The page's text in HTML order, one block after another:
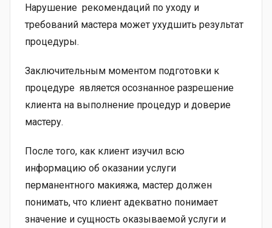
Нарушение рекомендаций по уходу и
требований мастера может ухудшить результат
процедуры.
Заключительным моментом подготовки к
процедуре является осознанное разрешение
клиента на выполнение процедур и доверие
мастеру.
После того, как клиент изучил всю
информацию об оказании услуги
перманентного макияжа, мастер должен
понимать, что клиент адекватно понимает
значение и сущность оказываемой услуги и